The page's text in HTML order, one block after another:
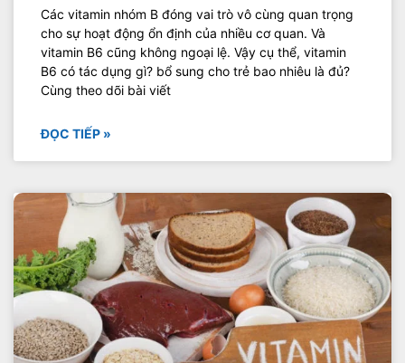
Các vitamin nhóm B đóng vai trò vô cùng quan trọng
cho sự hoạt động ổn định của nhiều cơ quan. Và
vitamin B6 cũng không ngoại lệ. Vậy cụ thể, vitamin
B6 có tác dụng gì? bổ sung cho trẻ bao nhiêu là đủ?
Cùng theo dõi bài viết
ĐỌC TIẾP »